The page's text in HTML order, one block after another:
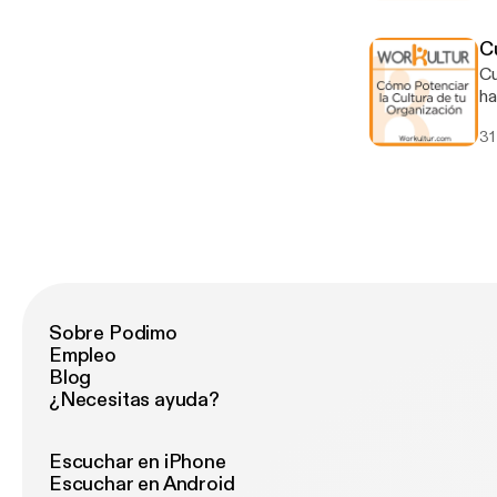
Sobre Podimo
Empleo
Blog
¿Necesitas ayuda?
Escuchar en iPhone
Escuchar en Android